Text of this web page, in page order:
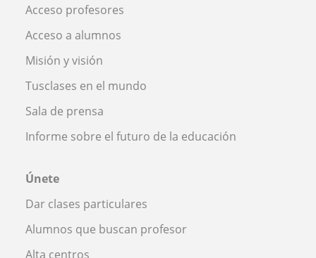
Acceso profesores
Acceso a alumnos
Misión y visión
Tusclases en el mundo
Sala de prensa
Informe sobre el futuro de la educación
Únete
Dar clases particulares
Alumnos que buscan profesor
Alta centros